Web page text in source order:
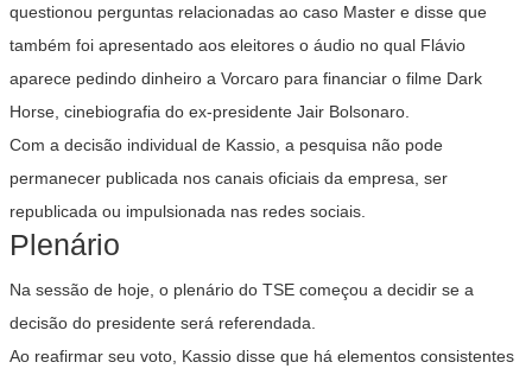
questionou perguntas relacionadas ao caso Master e disse que
também foi apresentado aos eleitores o áudio no qual Flávio
aparece pedindo dinheiro a Vorcaro para financiar o filme Dark
Horse , cinebiografia do ex-presidente Jair Bolsonaro.
Com a decisão individual de Kassio, a pesquisa não pode
permanecer publicada nos canais oficiais da empresa, ser
republicada ou impulsionada nas redes sociais.
Plenário
Na sessão de hoje, o plenário do TSE começou a decidir se a
decisão do presidente será referendada.
Ao reafirmar seu voto, Kassio disse que há elementos consistentes